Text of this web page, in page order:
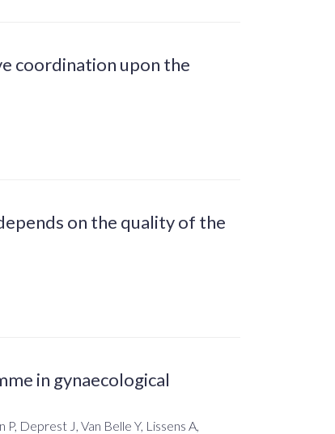
coordination upon the
on the quality of the
in gynaecological
P, Deprest J, Van Belle Y, Lissens A,